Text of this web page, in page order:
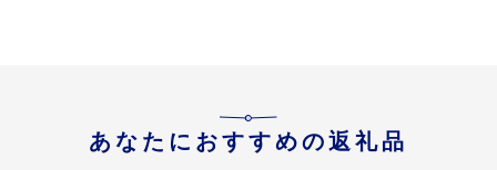
あなたにおすすめの返礼品